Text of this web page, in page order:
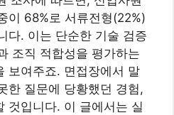
이 68%로 서류전형(22%)
다. 이는 단순한 기술 검증
조직 적합성을 평가하는
보여주죠. 면접장에서 말
한 질문에 당황했던 경험,
것입니다. 이 글에서는 실